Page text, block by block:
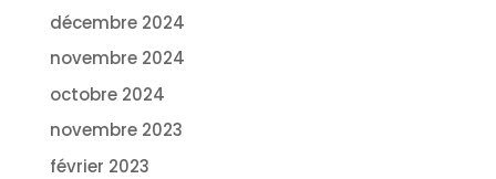
décembre 2024
novembre 2024
octobre 2024
novembre 2023
février 2023